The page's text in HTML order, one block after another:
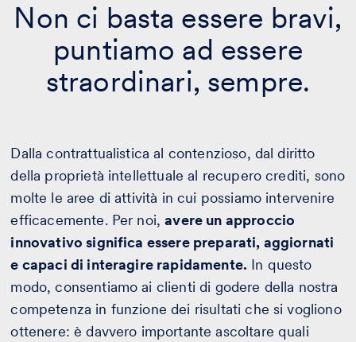
Non ci basta essere bravi,
puntiamo ad essere
straordinari, sempre.
Dalla contrattualistica al contenzioso, dal diritto
della proprietà intellettuale al recupero crediti, sono
molte le aree di attività in cui possiamo intervenire
efficacemente. Per noi,avere un approccio
innovativo significa essere preparati, aggiornati
e capaci di interagire rapidamente. In questo
modo, consentiamo ai clienti di godere della nostra
competenza in funzione dei risultati che si vogliono
ottenere: è davvero importante ascoltare quali